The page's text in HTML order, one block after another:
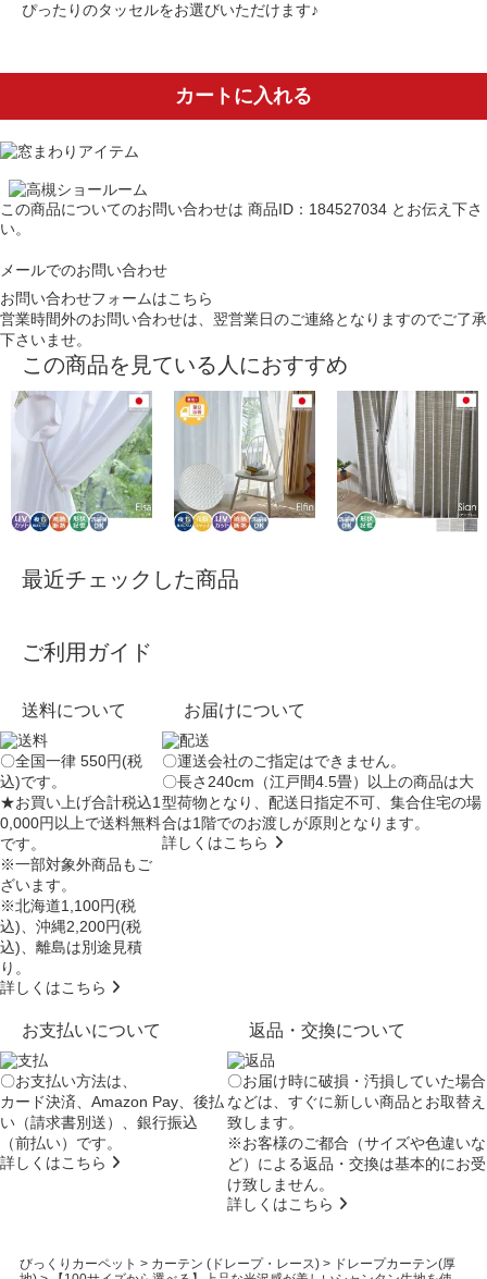
ぴったりのタッセルをお選びいただけます♪
カートに入れる
この商品についてのお問い合わせは 商品ID：184527034 とお伝え下さ
い。
メールでのお問い合わせ
お問い合わせフォームはこちら
営業時間外のお問い合わせは、翌営業日のご連絡となりますのでご了承
下さいませ。
この商品を見ている人におすすめ
最近チェックした商品
ご利用ガイド
送料について
〇全国一律 550円(税
込)です。
★お買い上げ合計税込1
0,000円以上で送料無料
です。
※一部対象外商品もご
ざいます。
※北海道1,100円(税
込)、沖縄2,200円(税
込)、離島は別途見積
り。
詳しくはこちら
お届けについて
〇運送会社のご指定はできません。
〇長さ240cm（江戸間4.5畳）以上の商品は大
型荷物となり、配送日指定不可、集合住宅の場
合は1階でのお渡しが原則となります。
詳しくはこちら
お支払いについて
〇お支払い方法は、
カード決済、Amazon Pay、後払
い（請求書別送）、銀行振込
（前払い）です。
詳しくはこちら
返品・交換について
〇お届け時に破損・汚損していた場合
などは、すぐに新しい商品とお取替え
致します。
※お客様のご都合（サイズや色違いな
ど）による返品・交換は基本的にお受
け致しません。
詳しくはこちら
びっくりカーペット > カーテン (ドレープ・レース)> ドレープカーテン(厚